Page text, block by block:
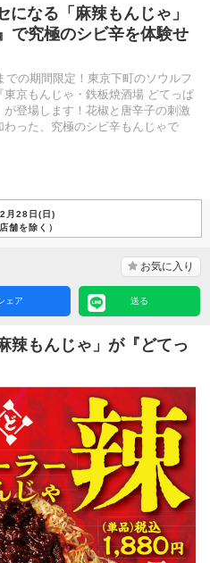
なる「麻辣もんじゃ」
で究極のシビ辛を体験せ
での期間限定！東京下町のソウルフ
京もんじゃ・鉄板焼酒場 どてっぱ
登場します！花椒と唐辛子の刺激
った、究極のシビ辛もんじゃで
月28日(日)
舗を除く）
お気に入り
ェア 送る
辣もんじゃ」が『どてっ